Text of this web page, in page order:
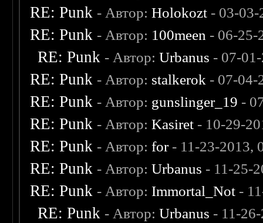
RE: Punk - Автор:Holokozt - 03-
RE: Punk - Автор: 100meen - 06-25-
RE: Punk - Автор:Urbanus - 07-
RE: Punk - Автор: stalkerok - 07-04-
RE: Punk - Автор: gunslinger_19 -
RE: Punk - Автор:Kasiret - 10-29-
RE: Punk - Автор:for- 11-23-2013,
RE: Punk - Автор:Urbanus - 11-25-
RE: Punk - Автор: Immortal_Not -
RE: Punk - Автор:Urbanus - 11-